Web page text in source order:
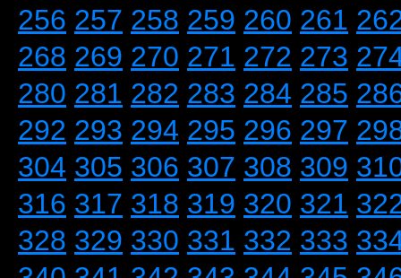
256 257 258 259 260 261
268 269 270 271 272 273
280 281 282 283 284 285
292 293 294 295 296 297
304 305 306 307 308 309
316 317 318 319 320 321
328 329 330 331 332 333